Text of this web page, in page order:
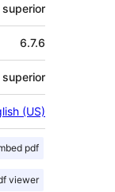
6.7.6
superior
(US)
pdf
viewer